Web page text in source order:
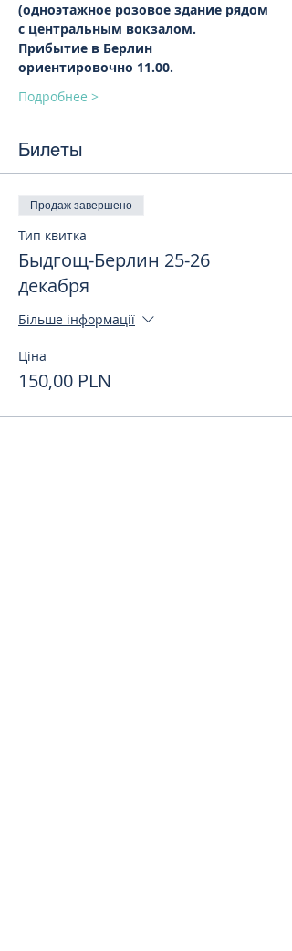
(одноэтажное розовое здание рядом
с центральным вокзалом.
Прибытие в Берлин
ориентировочно 11.00.
Подробнее >
Билеты
Продаж завершено
Тип квитка
Быдгощ-Берлин 25-26
декабря
Більше інформації
Ціна
150,00 PLN